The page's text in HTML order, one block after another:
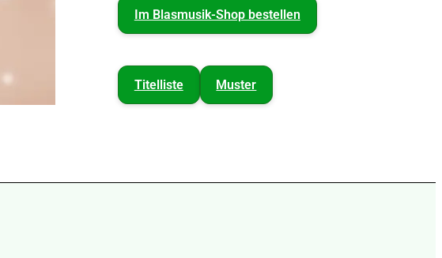
Im Blasmusik-Shop bestellen
Titelliste Muster